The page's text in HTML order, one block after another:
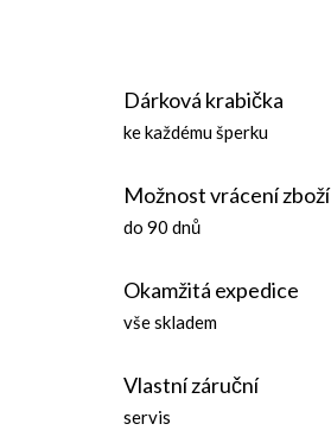
Dárková krabička
ke každému šperku
Možnost vrácení zboží
do 90 dnů
Okamžitá expedice
vše skladem
Vlastní záruční
servis